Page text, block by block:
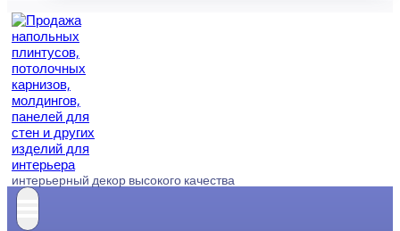
интерьерный декор высокого качества